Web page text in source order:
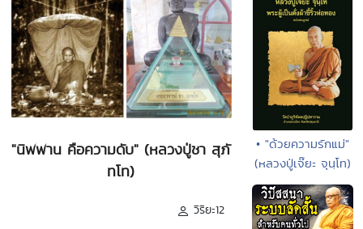
"นิพพาน คือความดับ" (หลวงปู่ชา สุภั
ทโท)
วิริยะ12
• "ด้วยความรักแม่"
(หลวงปู่เจ๊ยะ จุนฺโท)